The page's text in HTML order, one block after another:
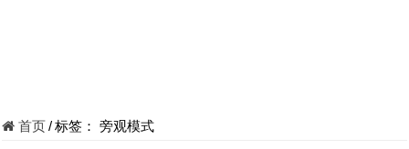
首页/标签：旁观模式